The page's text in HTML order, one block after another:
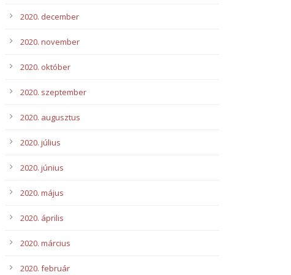
2020. december
2020. november
2020. október
2020. szeptember
2020. augusztus
2020. július
2020. június
2020. május
2020. április
2020. március
2020. február